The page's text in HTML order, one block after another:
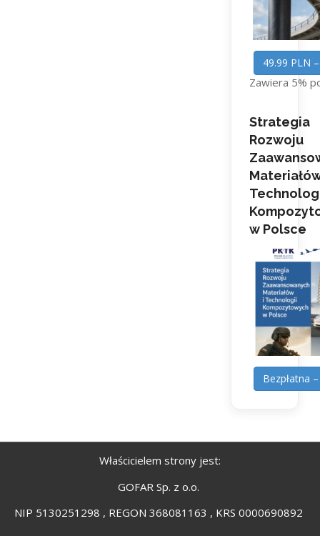
49.99 PLN
Zawiera 5%
Strategia
Rozwoju
w Polsce
Bezpłatna
Właścicielem strony jest:
GOFAR Sp. z o.o.
NIP 5130251298 , REGON 368081163 , KRS 0000690892